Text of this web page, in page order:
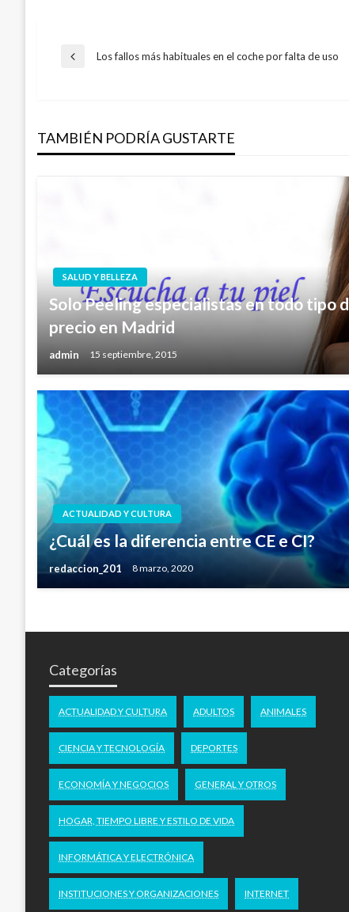
Navegación
entradas
Entrada
Los fallos más habituales en el coche por falta de uso
TAMBIÉN PODRÍA GUSTARTE
SALUD Y BELLEZA
Solo Peeling especialistas en todo tipo
precio en Madrid
admin 15 septiembre, 2015
ACTUALIDAD Y CULTURA
¿Cuál es la diferencia entre CE e CI?
redaccion_201 8 marzo, 2020
Categorías
ACTUALIDAD Y CULTURA ADULTOS ANIMALES
CIENCIA Y TECNOLOGÍA DEPORTES
ECONOMÍA Y NEGOCIOS GENERAL Y OTROS
HOGAR, TIEMPO LIBRE Y ESTILO DE VIDA
INFORMÁTICA Y ELECTRÓNICA
INSTITUCIONES Y ORGANIZACIONES INTERNET